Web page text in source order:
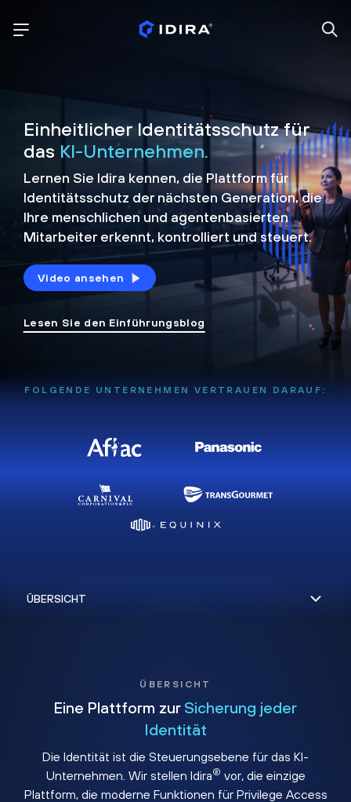
Einheitlicher Identitätsschutz für
das KI-Unternehmen.
Lernen Sie Idira kennen, die Plattformfür
Identitätsschutz der nächsten Generation, die
Ihre menschlichen und agentenbasierten
Mitarbeiter erkennt, kontrolliert undsteuert.
Video ansehen
Lesen Sie den Einführungsblog
FOLGENDE UNTERNEHMEN VERTRAUEN DARAUF:
ÜBERSICHT
Eine Plattform zur Sicherung jeder
Identität
Die Identität ist die Steuerungsebene für das KI-
Unternehmen. Wir stellen Idira® vor, die einzige
Plattform, die moderne Funktionen für Privilege Access